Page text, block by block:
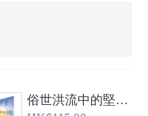
俗世洪流中的堅信—從教牧書信看顛覆現實的基督信仰